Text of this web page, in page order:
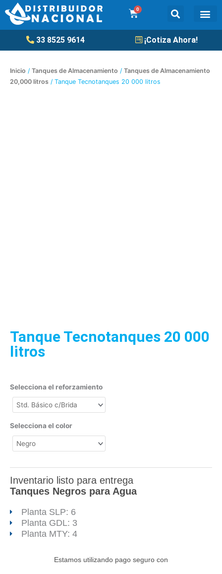
al
contenido
0
Cart
33 8525 9614 ¡Cotiza Ahora!
Inicio / Tanques de Almacenamiento / Tanques de Almacenamiento
20,000 litros / Tanque Tecnotanques 20 000 litros
Tanque Tecnotanques 20 000
litros
Selecciona el reforzamiento
Selecciona el color
Inventario listo para entrega
Tanques Negros para Agua
Planta SLP: 6
Planta GDL: 3
Planta MTY: 4
Estamos utilizando pago seguro con